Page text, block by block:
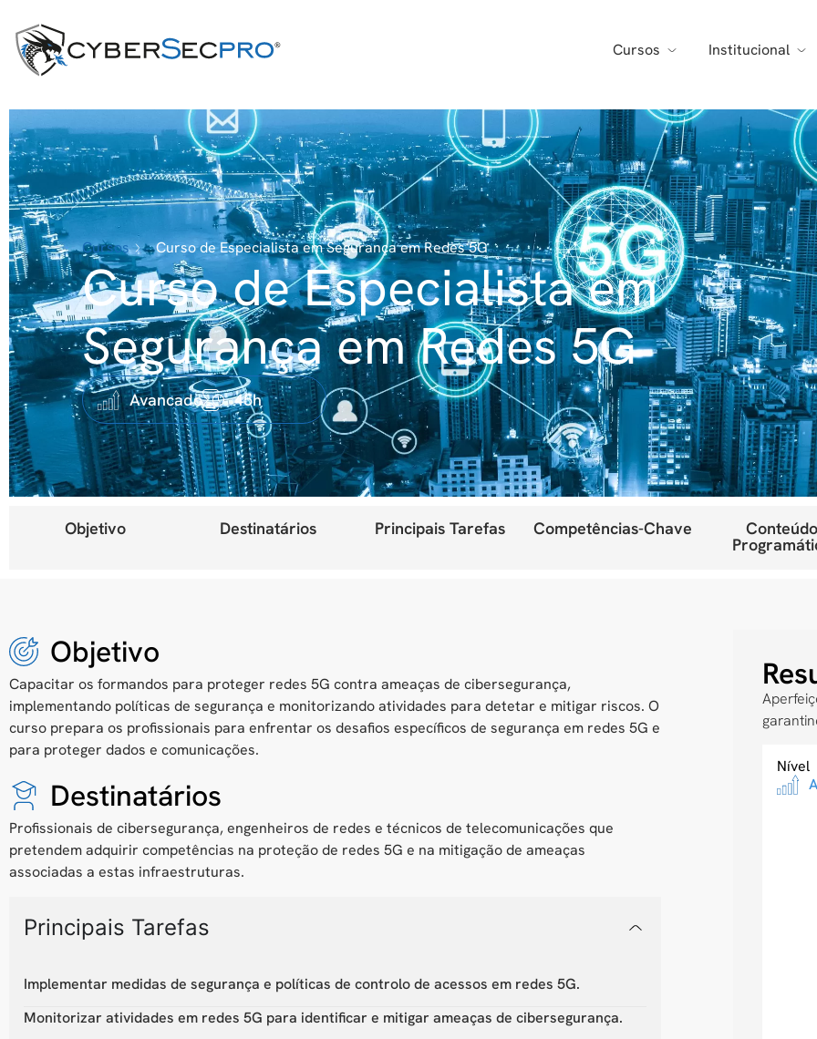
Cursos Institucional
Cursos Curso de Especialista em Segurança em Redes 5G
Curso de Especialista em
Segurança em Redes 5G
Avancado 45h
Objetivo Destinatários Principais Tarefas Competências-Chave
Objetivo
Capacitar os formandos para proteger redes 5G contra ameaças de cibersegurança,
implementando políticas de segurança e monitorizando atividades para detetar e mitigar riscos. O
curso prepara os profissionais para enfrentar os desafios específicos de segurança em redes 5G e
para proteger dados e comunicações.
Destinatários
Profissionais de cibersegurança, engenheiros de redes e técnicos de telecomunicações que
pretendem adquirir competências na proteção de redes 5G e na mitigação de ameaças
associadas a estas infraestruturas.
Principais Tarefas
Implementar medidas de segurança e políticas de controlo de acessos em redes 5G.
Monitorizar atividades em redes 5G para identificar e mitigar ameaças de cibersegurança.
Nível